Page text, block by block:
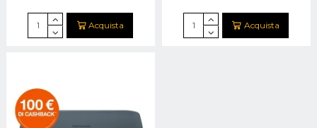
Acquista Acquista